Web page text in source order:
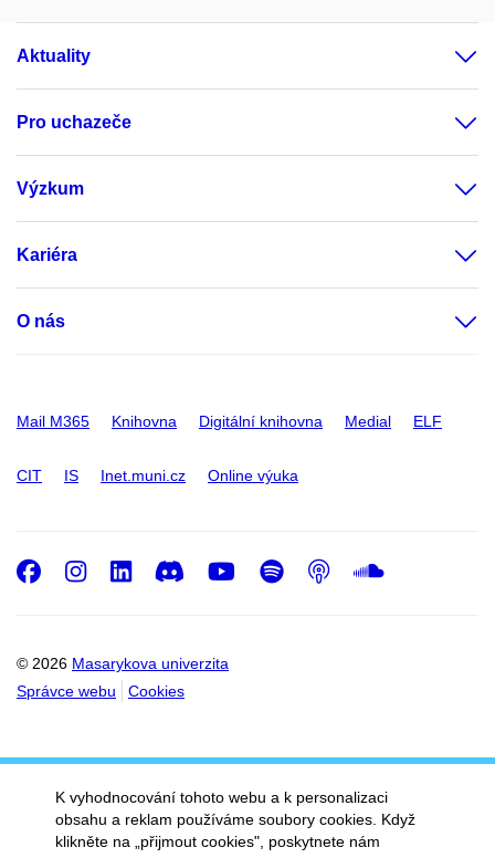
Aktuality
Pro uchazeče
Výzkum
Kariéra
O nás
Mail M365 Knihovna Digitální knihovna Medial ELF
CIT IS Inet.muni.cz Online výuka
© 2026 Masarykova univerzita
Správce webu
Cookies
Facebook
Instagram
LinkedIn
DiscordYoutube
Spotify
Podcast
K vyhodnocování tohoto webu a k personalizaci
obsahu a reklam používáme soubory cookies. Když
klikněte na „přijmout cookies", poskytnete nám